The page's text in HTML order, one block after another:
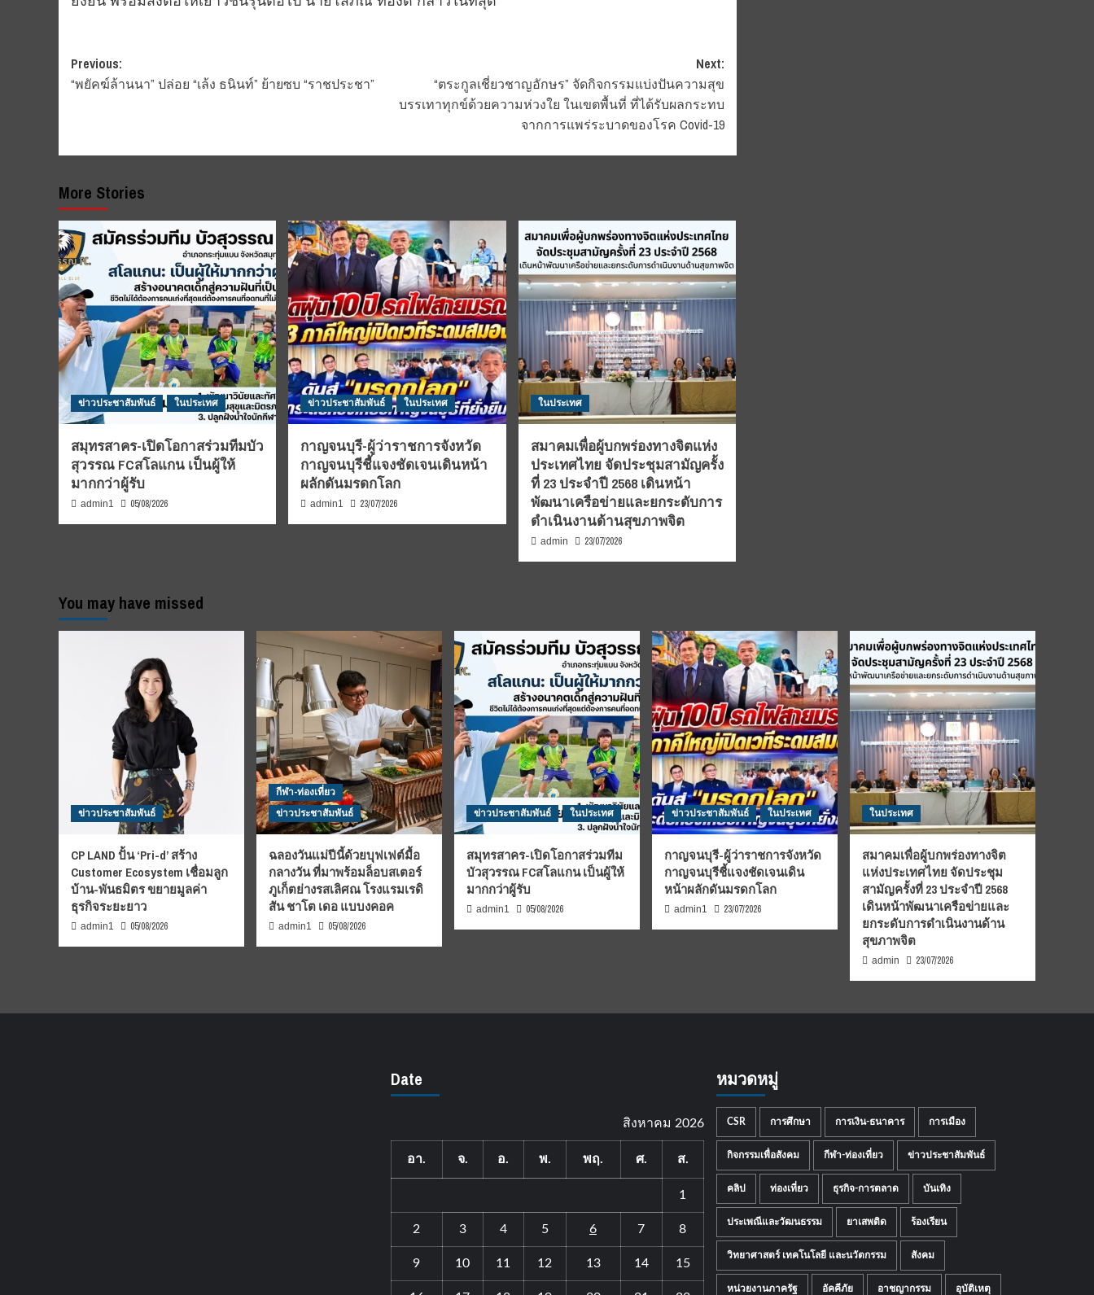
Post
navigation
Previous:
“พยัคฆ์ล้านนา” ปล่อย “เล้ง ธนินท์” ย้ายซบ “ราชประชา”
Next:
“ตระกูลเชี่ยวชาญอักษร” จัดกิจกรรมแบ่งปันความสุข
บรรเทาทุกข์ด้วยความห่วงใย ในเขตพื้นที่ ที่ได้รับผลกระทบ
จากการแพร่ระบาดของโรค Covid-19
More Stories
ข่าวประชาสัมพันธ์ ในประเทศ
สมุทรสาคร-เปิดโอกาสร่วมทีมบัว
สุวรรณ FCสโลแกน เป็นผู้ให้
มากกว่าผู้รับ
admin1 05/08/2026
ข่าวประชาสัมพันธ์ ในประเทศ
กาญจนบุรี-ผู้ว่าราชการจังหวัด
กาญจนบุรีชี้แจงชัดเจนเดินหน้า
ผลักดันมรดกโลก
admin1 23/07/2026
ในประเทศ
สมาคมเพื่อผู้บกพร่องทางจิตแห่ง
ประเทศไทย จัดประชุมสามัญครั้ง
ที่ 23 ประจำปี 2568 เดินหน้า
พัฒนาเครือข่ายและยกระดับการ
ดำเนินงานด้านสุขภาพจิต
admin 23/07/2026
You may have missed
ข่าวประชาสัมพันธ์
CP LAND ปั้น ‘Pri-d’ สร้าง
Customer Ecosystem เชื่อมลูก
บ้าน-พันธมิตร ขยายมูลค่า
ธุรกิจระยะยาว
admin1 05/08/2026
กีฬา-ท่องเที่ยว
ข่าวประชาสัมพันธ์
ฉลองวันแม่ปีนี้ด้วยบุฟเฟต์มื้อ
กลางวัน ที่มาพร้อมล็อบสเตอร์
ภูเก็ตย่างรสเลิศณ โรงแรมเรดิ
สัน ชาโต เดอ แบบงคอค
admin1 05/08/2026
ข่าวประชาสัมพันธ์ ในประเทศ
สมุทรสาคร-เปิดโอกาสร่วมทีม
บัวสุวรรณ FCสโลแกน เป็นผู้ให้
มากกว่าผู้รับ
admin1 05/08/2026
ข่าวประชาสัมพันธ์ ในประเทศ
กาญจนบุรี-ผู้ว่าราชการจังหวัด
กาญจนบุรีชี้แจงชัดเจนเดิน
หน้าผลักดันมรดกโลก
admin1 23/07/2026
ในประเทศ
สมาคมเพื่อผู้บกพร่องทางจิต
แห่งประเทศไทย จัดประชุม
สามัญครั้งที่ 23 ประจำปี 2568
เดินหน้าพัฒนาเครือข่ายและ
ยกระดับการดำเนินงานด้าน
สุขภาพจิต
admin 23/07/2026
Date
สิงหาคม 2026
อา. จ. อ. พ. พฤ. ศ. ส.
1
2 3 4 5 6 7 8
9 10 11 12 13 14 15
หมวดหมู่
CSR การศึกษา การเงิน-ธนาคาร การเมือง
กิจกรรมเพื่อสังคม กีฬา-ท่องเที่ยว ข่าวประชาสัมพันธ์
คลิป ท่องเที่ยว ธุรกิจ-การตลาด บันเทิง
ประเพณีและวัฒนธรรม ยาเสพติด ร้องเรียน
วิทยาศาสตร์ เทคโนโลยี และนวัตกรรม สังคม
หน่วยงานภาครัฐ อัคคีภัย อาชญากรรม อุบัติเหตุ